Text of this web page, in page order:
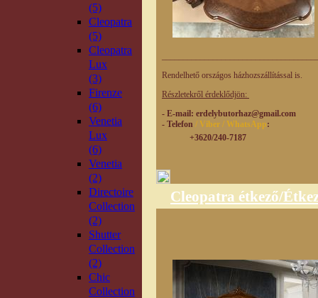
(5)
Cleopatra
(5)
Cleopatra
Lux
(3)
Firenze
(6)
Venetia
Lux
(6)
Venetia
(2)
Directoire
Collection
(2)
Shutter
Collection
(2)
Chic
Collection
Rendelhető országos házhozszállítással is.
Részletekről érdeklődjön:
- E-mail: erdelybutorhaz@gmail.com
- Telefon / Viber / WhatsApp:
+3620/240-7187
Cleopatra étkező/